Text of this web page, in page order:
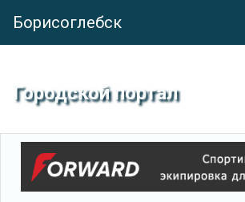
Борисоглебск
Городской портал